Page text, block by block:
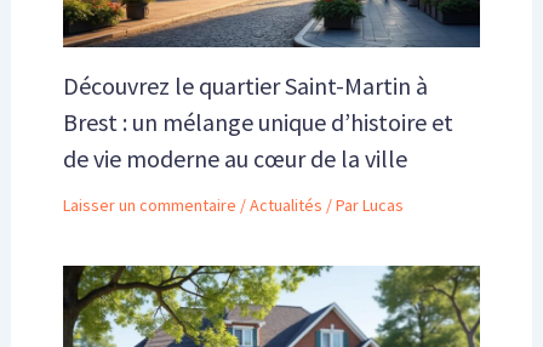
Découvrez le quartier Saint-Martin à
Brest : un mélange unique d’histoire et
de vie moderne au cœur de la ville
Laisser un commentaire /Actualités / ParLucas